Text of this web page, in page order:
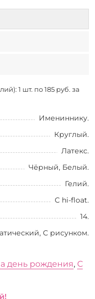
1 шт. по 185 руб. за
Имениннику.
Круглый.
Латекс.
Чёрный, Белый.
Гелий.
С hi-float.
14.
С рисунком.
день рождения, С